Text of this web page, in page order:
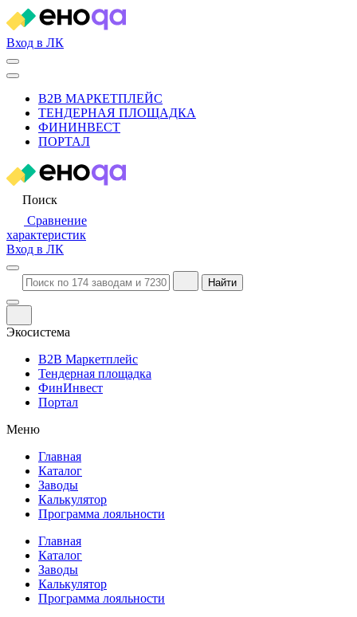
Вход в ЛК
B2B МАРКЕТПЛЕЙС
ТЕНДЕРНАЯ ПЛОЩАДКА
ФИНИНВЕСТ
ПОРТАЛ
Поиск
Сравнение
характеристик
Вход в ЛК
Найти
Экосистема
B2B Маркетплейс
Тендерная площадка
ФинИнвест
Портал
Меню
Главная
Каталог
Заводы
Калькулятор
Программа лояльности
Главная
Каталог
Заводы
Калькулятор
Программа лояльности